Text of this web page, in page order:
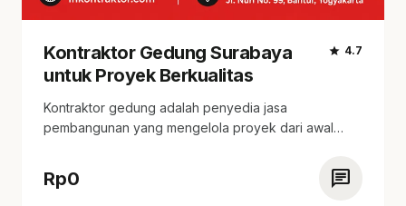
Kontraktor Gedung Surabaya
untuk Proyek Berkualitas
star 4.7
Kontraktor gedung adalah penyedia jasa
pembangunan yang mengelola proyek dari awal
Rp0 chat